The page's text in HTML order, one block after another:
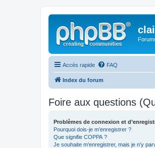
Accès rapide FAQ
Index du forum
Foire aux questions
Problèmes de connexion et
Pourquoi dois-je m’enregistrer ?
Que signifie COPPA ?
Je souhaite m’enregistrer, mais je n’y